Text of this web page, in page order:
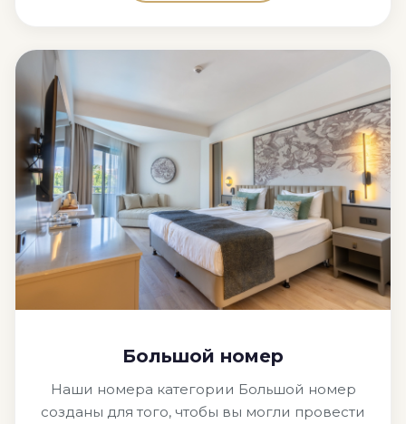
Большой номер
Наши номера категории Большой номер
созданы для того, чтобы вы могли провести